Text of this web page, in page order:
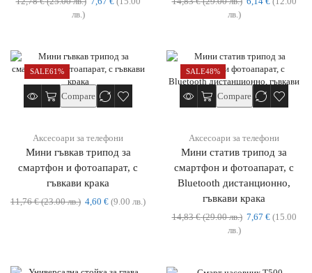
лв.)
лв.)
SALE61%
Compare
Аксесоари за телефони
Мини гъвкав трипод за
смартфон и фотоапарат, с
гъвкави крака
11,76€ (23.00 лв.) 4,60 € (9.00 лв.)
SALE48%
Compare
Аксесоари за телефони
Мини статив трипод за
смартфон и фотоапарат, с
Bluetooth дистанционно,
гъвкави крака
14,83€ (29.00 лв.) 7,67 € (15.00
лв.)